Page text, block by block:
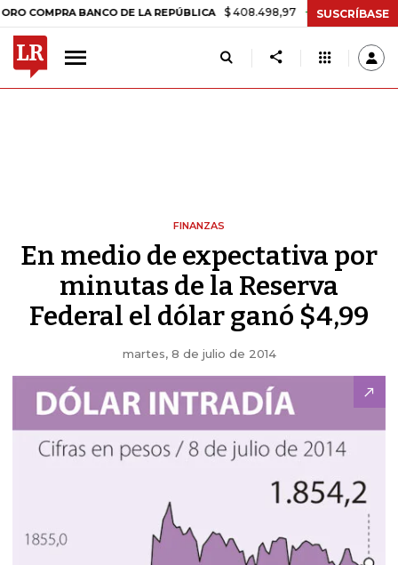
BANCO DE LA REPÚBLICA $ 408.498,97 +$ 8.753,81 +2,19%
SUSCRÍBASE
FINANZAS
En medio de expectativa por
minutas de la Reserva
Federal el dólar ganó $4,99
martes, 8 de julio de 2014